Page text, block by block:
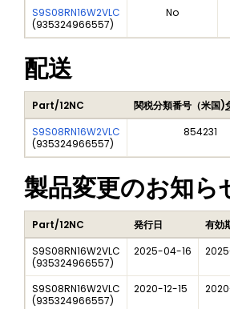
S9S08RN16W2VLC
(935324966557)
No
配送
Part/12NC 関税分類番号（米国)
S9S08RN16W2VLC
(935324966557)
854231
製品変更のお知ら
Part/12NC 発行日 有効
S9S08RN16W2VLC
(935324966557)
2025-04-16
S9S08RN16W2VLC
(935324966557)
2020-12-15